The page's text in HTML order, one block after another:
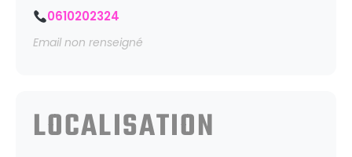
0610202324
Email non renseigné
LOCALISATION